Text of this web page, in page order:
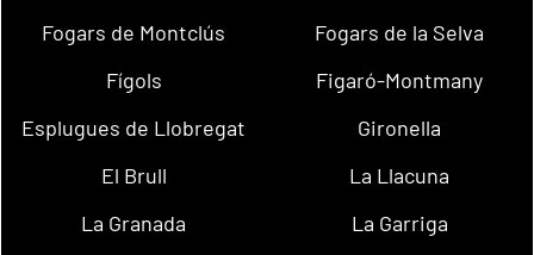
Fogars de Montclús
Fogars de la Selva
Fígols
Figaró-Montmany
Esplugues de Llobregat
Gironella
El Brull
La Llacuna
La Granada
La Garriga